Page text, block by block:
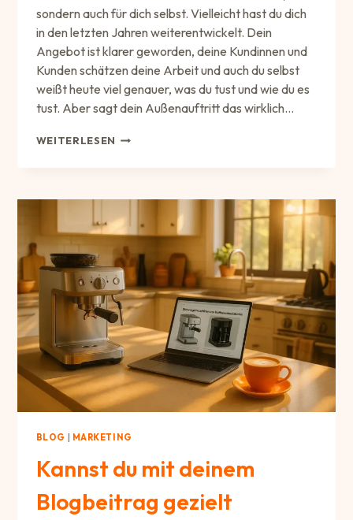
sondern auch für dich selbst. Vielleicht hast du dich
in den letzten Jahren weiterentwickelt. Dein
Angebot ist klarer geworden, deine Kundinnen und
Kunden schätzen deine Arbeit und auch du selbst
weißt heute viel genauer, was du tust und wie du es
tust. Aber sagt dein Außenauftritt das wirklich…
WEITERLESEN DEIN
ZUR
WARUM
SICH
DAS
LOHNT
BLOG MARKETING
Kannst du mit deinem
Blogbeitrag gezielt